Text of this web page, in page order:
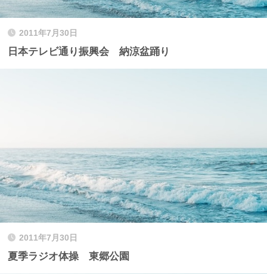
2011年7月30日
日本テレビ通り振興会 納涼盆踊り
2011年7月30日
夏季ラジオ体操 東郷公園